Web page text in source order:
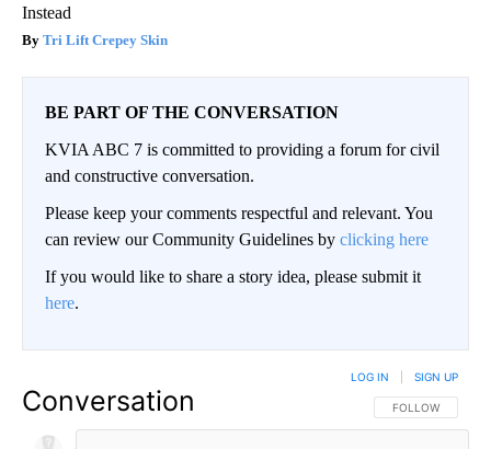
Instead
Tri Lift Crepey Skin
BE PART OF THE CONVERSATION
KVIA ABC 7 is committed to providing a forum for civil
and constructive conversation.
Please keep your comments respectful and relevant. You
can review our Community Guidelines by clicking here
If you would like to share a story idea, please submit it
here.
Conversation FOLLOW THIS
FOLLOW
LOG IN SIGN UP